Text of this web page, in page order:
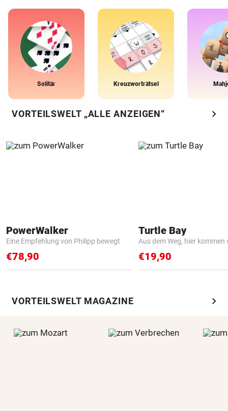
Solitär Kreuzworträtsel
VORTEILSWELT „ALLE ANZEIGEN“ chevron_right
PowerWalker
Eine Empfehlung von Philipp bewegt
€78,90
Turtle Bay
Aus dem Weg, hier kommen
€19,90
VORTEILSWELT MAGAZINE chevron_right